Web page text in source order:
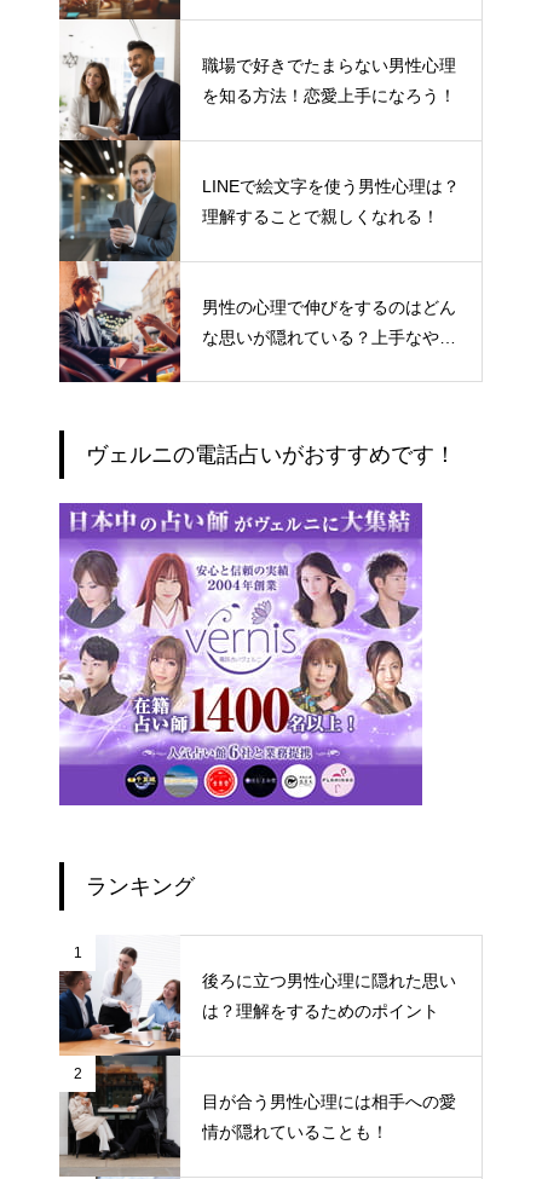
職場で好きでたまらない男性心理
を知る方法！恋愛上手になろう！
LINEで絵文字を使う男性心理は？
理解することで親しくなれる！
男性の心理で伸びをするのはどん
な思いが隠れている？上手なやり
ヴェルニの電話占いがおすすめです！
ランキング
1
後ろに立つ男性心理に隠れた思い
は？理解をするためのポイント
2
目が合う男性心理には相手への愛
情が隠れていることも！